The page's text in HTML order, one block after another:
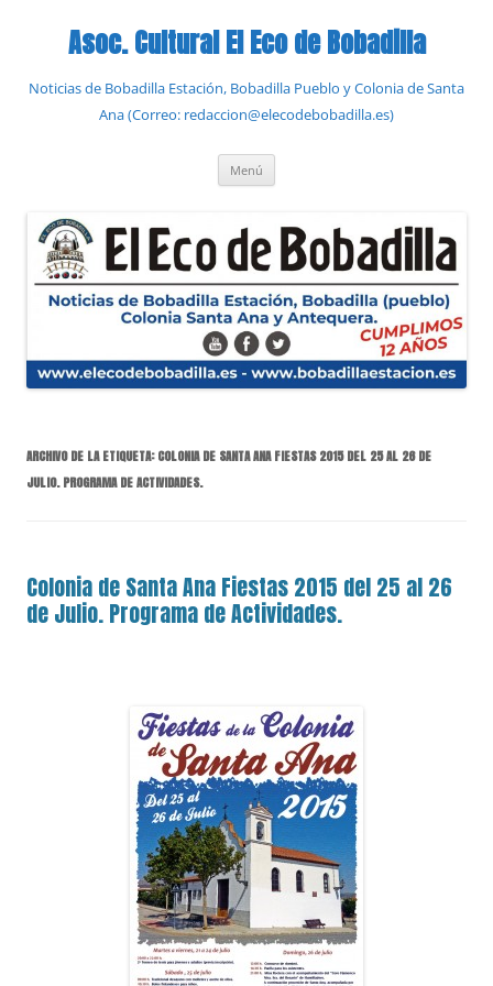
contenidoAsoc. Cultural El Eco de Bobadilla
Noticias de Bobadilla Estación, Bobadilla Pueblo y Colonia de Santa
Ana (Correo: redaccion@elecodebobadilla.es)
Menú
ARCHIVO DE LA ETIQUETA:COLONIA DE SANTA ANA FIESTAS 2015 DEL 25 AL 26 DE
JULIO. PROGRAMA DE ACTIVIDADES.
Colonia de Santa Ana Fiestas 2015 del 25 al 26
de Julio. Programa de Actividades.